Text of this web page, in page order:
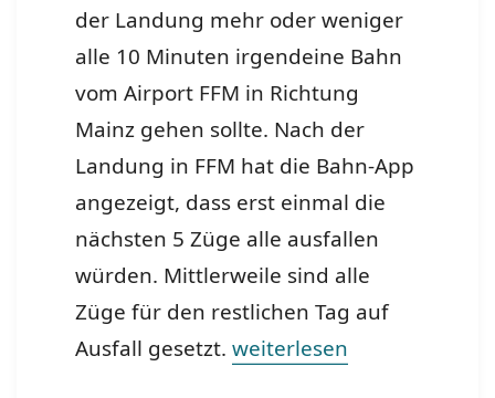
der Landung mehr oder weniger
alle 10 Minuten irgendeine Bahn
vom Airport FFM in Richtung
Mainz gehen sollte. Nach der
Landung in FFM hat die Bahn-App
angezeigt, dass erst einmal die
nächsten 5 Züge alle ausfallen
würden. Mittlerweile sind alle
Züge für den restlichen Tag auf
Ausfall gesetzt.„Auftrag Hamburg Teil 1
weiterlesen